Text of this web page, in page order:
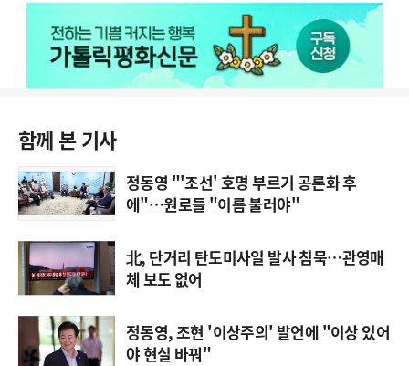
함께 본 기사
정동영 "'조선' 호명 부르기 공론화 후
에"…원로들 "이름 불러야"
北, 단거리 탄도미사일 발사 침묵…관영매
체 보도 없어
정동영, 조현 '이상주의' 발언에 "이상 있어
야 현실 바꿔"